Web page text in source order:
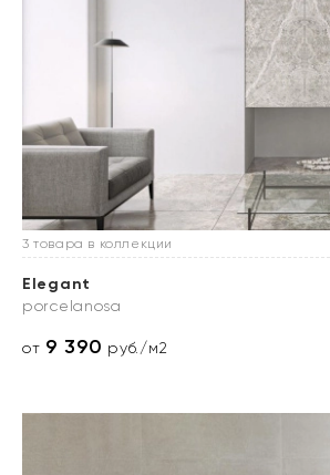
3 товара в коллекции
Elegant
porcelanosa
от 9 390 руб./м2